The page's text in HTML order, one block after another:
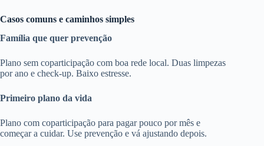
Casos comuns e caminhos simples
Família que quer prevenção
Plano sem coparticipação com boa rede local. Duas limpezas
por ano e check-up. Baixo estresse.
Primeiro plano da vida
Plano com coparticipação para pagar pouco por mês e
começar a cuidar. Use prevenção e vá ajustando depois.